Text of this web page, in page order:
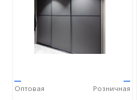
—
Оптовая
—
Розничная